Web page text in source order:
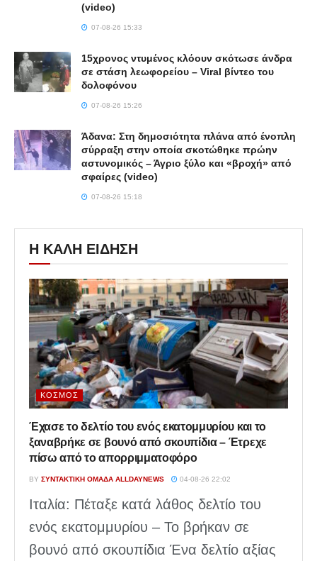
(video)
07-08-26 15:33
15χρονος ντυμένος κλόουν σκότωσε άνδρα
σε στάση λεωφορείου – Viral βίντεο του
δολοφόνου
07-08-26 15:26
Άδανα: Στη δημοσιότητα πλάνα από ένοπλη
σύρραξη στην οποία σκοτώθηκε πρώην
αστυνομικός – Άγριο ξύλο και «βροχή» από
σφαίρες (video)
07-08-26 15:18
Η ΚΑΛΗ ΕΙΔΗΣΗ
ΚΌΣΜΟΣ
Έχασε το δελτίο του ενός εκατομμυρίου και το
ξαναβρήκε σε βουνό από σκουπίδια – Έτρεχε
πίσω από το απορριμματοφόρο
BY ΣΥΝΤΑΚΤΙΚΉ ΟΜΆΔΑ ALLDAYNEWS 04-08-26 22:02
Ιταλία: Πέταξε κατά λάθος δελτίο του
ενός εκατομμυρίου – Το βρήκαν σε
βουνό από σκουπίδια Ένα δελτίο αξίας